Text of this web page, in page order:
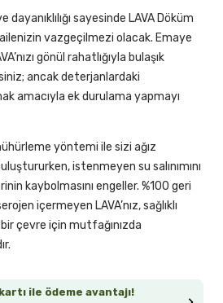
ile ödeme avantajı!
sayesinde LAVA Döküm
ailenizin vazgeçilmezi olacak. Emaye
gönül rahatlığıyla bulaşık
ancak deterjanlardaki
amacıyla ek durulama yapmayı
yöntemi ile sizi ağız
istenmeyen su salınımını
kaybolmasını engeller. %100 geri
içermeyen LAVA’nız, sağlıklı
çevre için mutfağınızda